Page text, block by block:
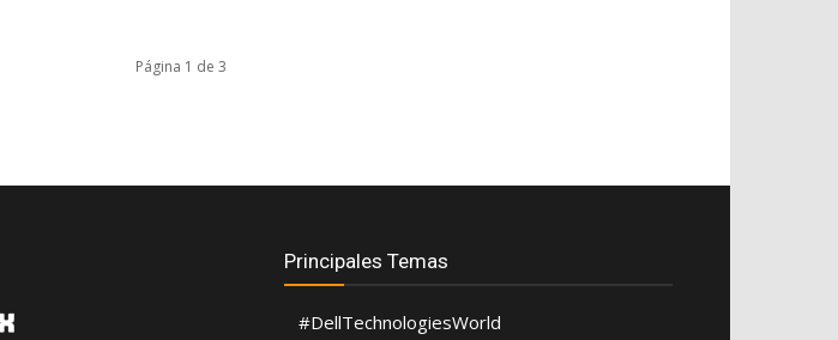
Página 1 de 3
Principales Temas
#DellTechnologiesWorld